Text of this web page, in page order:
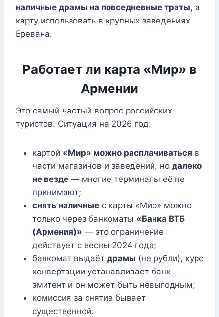
наличные драмы на повседневные траты, а
карту использовать в крупных заведениях
Еревана.
Работает ли карта «Мир» в
Армении
Это самый частый вопрос российских
туристов. Ситуация на 2026 год:
картой «Мир» можно расплачиваться в
части магазинов и заведений, но далеко
не везде — многие терминалы её не
принимают;
снять наличные с карты «Мир» можно
только через банкоматы «Банка ВТБ
(Армения)» — это ограничение
действует с весны 2024 года;
банкомат выдаёт драмы (не рубли), курс
конвертации устанавливает банк-
эмитент и он может быть невыгодным;
комиссия за снятие бывает
существенной.